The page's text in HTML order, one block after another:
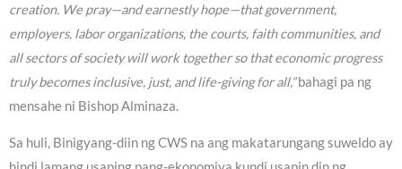
creation. We pray—and earnestly hope—that government,
employers, labor organizations, the courts, faith communities, and
all sectors of society will work together so that economic progress
truly becomes inclusive, just, and life-giving for all,”bahagi pa ng
mensahe ni Bishop Alminaza.
Sa huli, Binigyang-diin ng CWS na ang makatarungang suweldo ay